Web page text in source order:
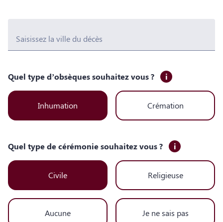
Saisissez la ville du décès
Quel type d’obsèques souhaitez vous ? i
Inhumation Crémation
Quel type de cérémonie souhaitez vous ? i
Civile Religieuse
Aucune Je ne sais pas